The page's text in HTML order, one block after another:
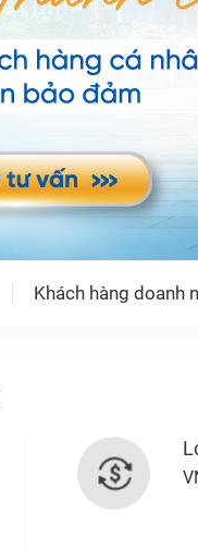
Khách hàng doanh